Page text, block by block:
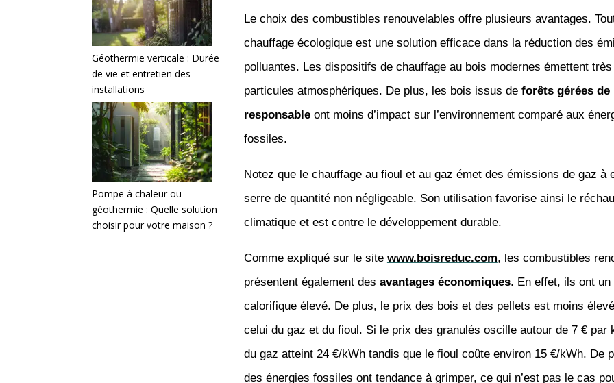
Géothermie verticale : Durée
de vie et entretien des
installations
Pompe à chaleur ou
géothermie : Quelle solution
choisir pour votre maison ?
Le choix des combustibles renouvelables offre plusieurs avantages.
chauffage écologique est une solution efficace dans la réduction des
polluantes. Les dispositifs de chauffage au bois modernes émettent très
particules atmosphériques. De plus, les bois issus de forêts gérées de
responsableont moins d’impact sur l’environnement comparé aux
fossiles.
Notez que le chauffage au fioul et au gaz émet des émissions de gaz à
serre de quantité non négligeable. Son utilisation favorise ainsi le
climatique et est contre le développement durable.
Comme expliqué sur le site www.boisreduc.com, les combustibles
présentent également des avantages économiques. En effet, ils ont un
calorifique élevé. De plus, le prix des bois et des pellets est moins
celui du gaz et du fioul. Si le prix des granulés oscille autour de 7 € par
du gaz atteint 24 €/kWh tandis que le fioul coûte environ 15 €/kWh. De
des énergies fossiles ont tendance à grimper, ce qui n’est pas le cas